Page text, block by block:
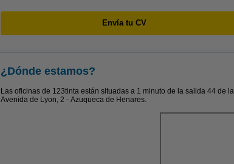
Envía tu CV
¿Dónde estamos?
Las oficinas de 123tinta están situadas a 1 minuto de la salida 44 de la
Avenida de Lyon, 2 - Azuqueca de Henares.